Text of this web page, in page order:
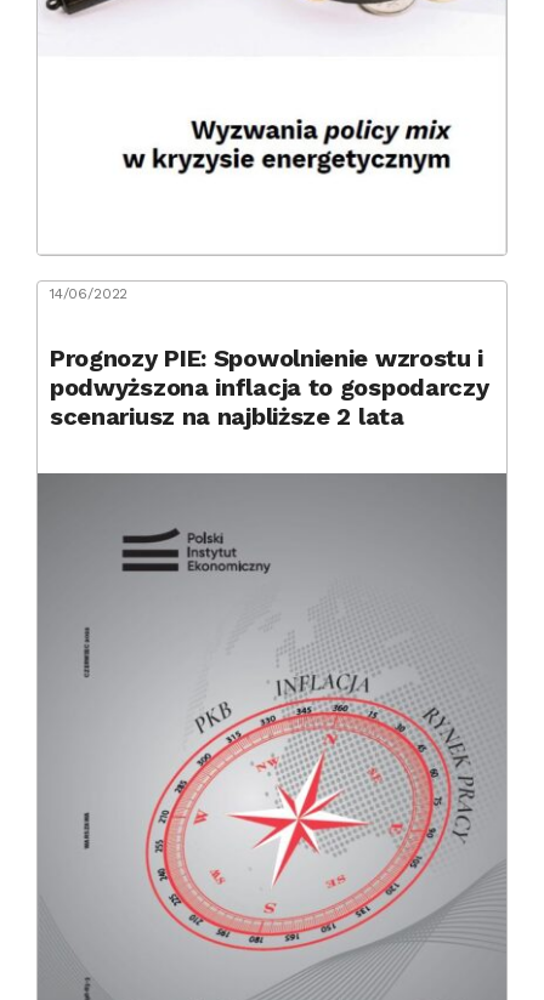
14/06/2022
Prognozy PIE: Spowolnienie wzrostu i
podwyższona inflacja to gospodarczy
scenariusz na najbliższe 2 lata